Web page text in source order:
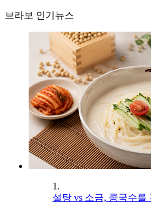
브라보 인기뉴스
1.
설탕 vs 소금, 콩국수를